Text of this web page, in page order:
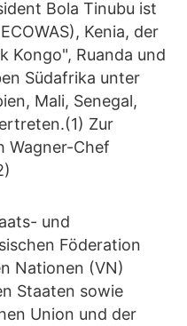
Bola Tinubu ist
Kenia, der
Kongo", Ruanda und
Südafrika unter
Mali, Senegal,
Zur
Wagner-Chef
und
Föderation
Nationen (VN)
Staaten sowie
Union und der